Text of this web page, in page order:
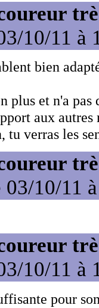
10/11 à
bien
plus et n'a pas
aux autres
tu verras les
10/11
10/11 à
pour